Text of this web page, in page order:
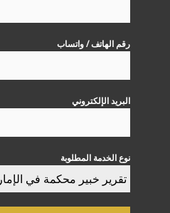
رقم الهاتف / واتساب
البريد الإلكتروني
نوع الخدمة المطلوبة
تقرير خبير محكمة في